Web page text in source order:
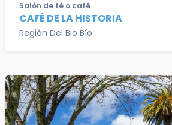
Salón de té o café
CAFÉ DE LA HISTORIA
Región Del Bio Bío